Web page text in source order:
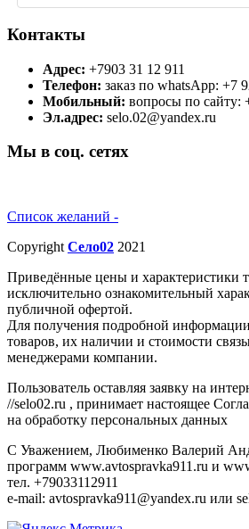
Контакты
Адрес: +7903 31 12 911
Телефон: заказ по whatsApp: +7
Мобильный: вопросы по сайту:
Эл.адрес: selo.02@yandex.ru
Мы в соц. сетях
Список желаний -
Copyright Село02 2021
Приведённые цены и характеристики
исключительно ознакомительный
публичной офертой.
Для получения подробной
товаров, их наличии и стоимости
менеджерами компании.
Пользователь оставляя заявку на
//selo02.ru , принимает настоящее
на обработку персональных данных
С Уважением, Любименко Валерий
программ www.avtospravka911.ru и
тел. +79033112911
e-mail: avtospravka911@yandex.ru или